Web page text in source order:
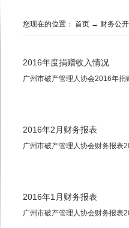
您现在的位置： 首页 → 财务公开
2016年度捐赠收入情况
广州市破产管理人协会2016年捐
2016年2月财务报表
广州市破产管理人协会财务报表
2016年1月财务报表
广州市破产管理人协会财务报表